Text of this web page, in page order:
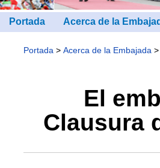
Portada Acerca de la
Portada > Acerca de la Embajada >
El
Clausura